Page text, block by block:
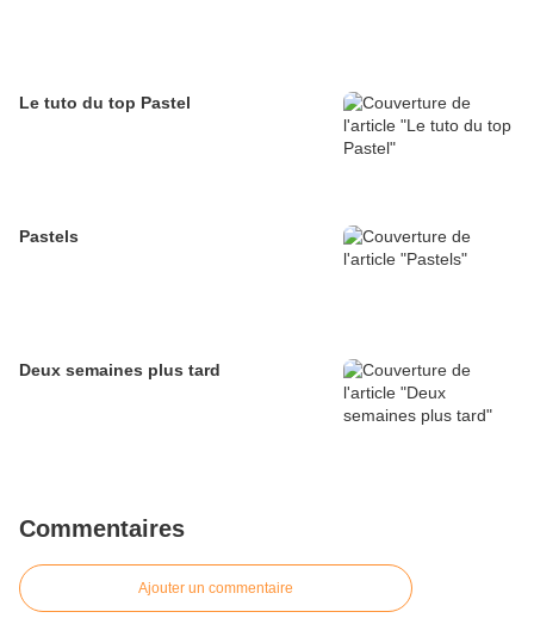
Le tuto du top Pastel
Pastels
Deux semaines plus tard
Commentaires
Ajouter un commentaire